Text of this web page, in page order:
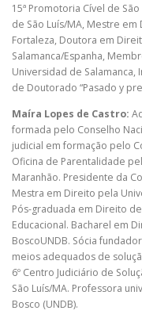
15ª Promotoria Cível de
de São Luís/MA, Mestre
Fortaleza, Doutora em
Salamanca/Espanha,
Universidad de
de Doutorado “Pasado y
Maíra Lopes de Castro:
formada pelo Conselho
judicial em formação pelo
Oficina de Parentalidade
Maranhão. Presidente da
Mestra em Direito pela
Pós-graduada em Direito
Educacional. Bacharel em
BoscoUNDB. Sócia
meios adequados de
6º Centro Judiciário de
São Luís/MA. Professora
Bosco (UNDB).